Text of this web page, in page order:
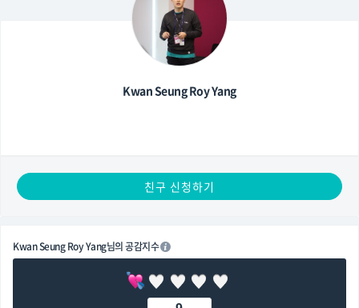
Kwan Seung Roy Yang
친구 신청하기
Kwan Seung Roy Yang님의 공감지수